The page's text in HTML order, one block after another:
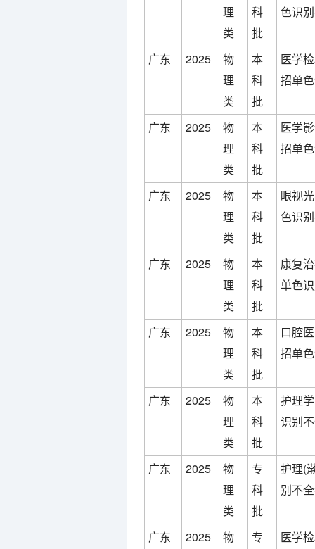
理
类
科
批
色识
广东 2025
物
理
类
本
科
批
医学
招单
广东 2025
物
理
类
本
科
批
医学
招单
广东 2025
物
理
类
本
科
批
眼视
色识
广东 2025
物
理
类
本
科
批
康复
单色
广东 2025
物
理
类
本
科
批
口腔
招单
广东 2025
物
理
类
本
科
批
护理
识别
广东 2025
物
理
类
专
科
批
护理(
别不
广东 2025
物
专
医学